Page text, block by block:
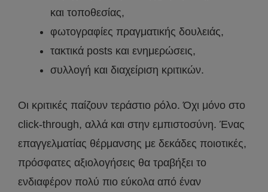
και τοποθεσίας,
φωτογραφίες πραγματικής δουλειάς,
τακτικά posts και ενημερώσεις,
συλλογή και διαχείριση κριτικών.
Οι κριτικές παίζουν τεράστιο ρόλο. Όχι μόνο στο
click-through, αλλά και στην εμπιστοσύνη. Ένας
επαγγελματίας θέρμανσης με δεκάδες ποιοτικές,
πρόσφατες αξιολογήσεις θα τραβήξει το
ενδιαφέρον πολύ πιο εύκολα από έναν